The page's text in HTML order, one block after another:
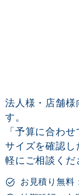
法人様・店舗様
す。
「予算に合わ
サイズを確認
軽にご相談くだ
お見積り無料